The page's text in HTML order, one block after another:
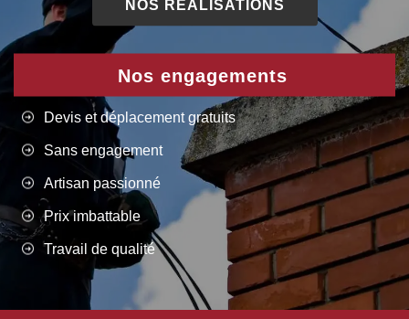
NOS RÉALISATIONS
Nos engagements
Devis et déplacement gratuits
Sans engagement
Artisan passionné
Prix imbattable
Travail de qualité